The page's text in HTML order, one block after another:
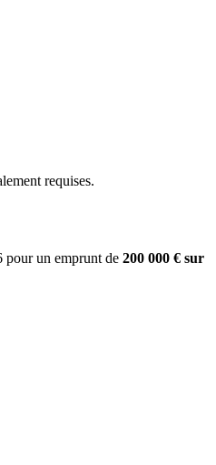
requises.
pour un emprunt de 200 000 € sur